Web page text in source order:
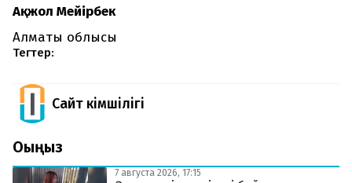
Ақжол Мейірбек
Алматы облысы
Тегтер:
Сайт Әкімшілігі
Оқыңыз
7 августа 2026, 17:15